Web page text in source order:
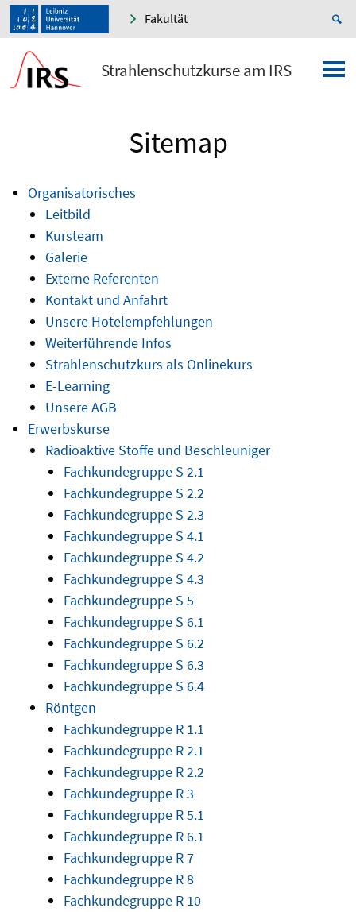
Fakultät
Strahlenschutzkurse am IRS
Sitemap
Organisatorisches
Leitbild
Kursteam
Galerie
Externe Referenten
Kontakt und Anfahrt
Unsere Hotelempfehlungen
Weiterführende Infos
Strahlenschutzkurs als Onlinekurs
E-Learning
Unsere AGB
Erwerbskurse
Radioaktive Stoffe und Beschleuniger
Fachkundegruppe S 2.1
Fachkundegruppe S 2.2
Fachkundegruppe S 2.3
Fachkundegruppe S 4.1
Fachkundegruppe S 4.2
Fachkundegruppe S 4.3
Fachkundegruppe S 5
Fachkundegruppe S 6.1
Fachkundegruppe S 6.2
Fachkundegruppe S 6.3
Fachkundegruppe S 6.4
Röntgen
Fachkundegruppe R 1.1
Fachkundegruppe R 2.1
Fachkundegruppe R 2.2
Fachkundegruppe R 3
Fachkundegruppe R 5.1
Fachkundegruppe R 6.1
Fachkundegruppe R 7
Fachkundegruppe R 8
Fachkundegruppe R 10